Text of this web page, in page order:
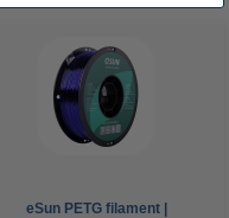
eSun PETG filament |